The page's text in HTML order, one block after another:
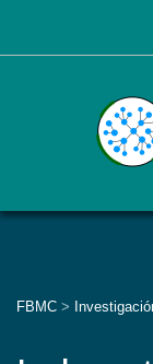
FBMC >